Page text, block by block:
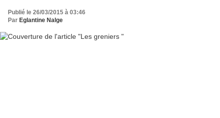
Publié le 26/03/2015 à 03:46
Par Eglantine Nalge